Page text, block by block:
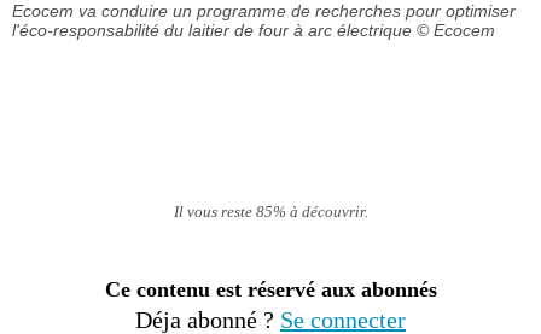
Ecocem va conduire un programme de recherches pour optimiser
l'éco-responsabilité du laitier de four à arc électrique © Ecocem
Il vous reste 85% à découvrir.
Ce contenu est réservé aux abonnés
Déja abonné ? Se connecter